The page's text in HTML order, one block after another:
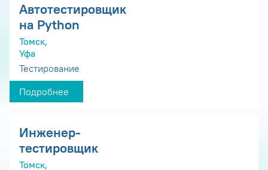
Автотестировщик
на Python
Томск,
Уфа
Тестирование
Подробнее
Инженер-
тестировщик
Томск,